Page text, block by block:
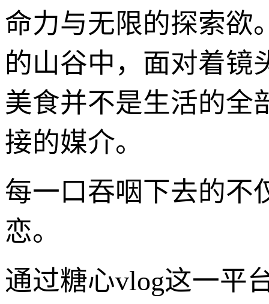
命力与无限的探索欲
的山谷中，面对着镜
美食并不是生活的全
接的媒介。
每一口吞咽下去的不
恋。
通过糖心vlog这一平